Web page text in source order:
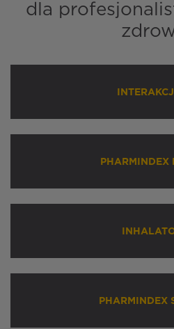
dla
PHARMINDEX
PHARMINDEX